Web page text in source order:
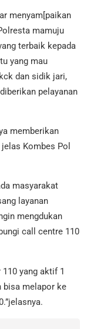
menyam[paikan
mamuju
terbaik kepada
yang mau
dan sidik jari,
pelayanan
memberikan
Kombes Pol
masyarakat
layanan
mengdukan
call centre 110
yang aktif 1
bisa melapor ke